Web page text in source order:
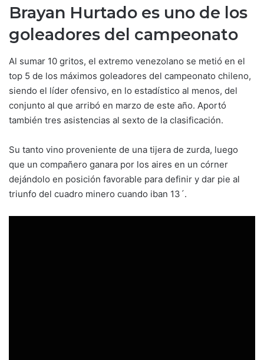
Brayan Hurtado es uno de los
goleadores del campeonato
Al sumar 10 gritos, el extremo venezolano se metió en el
top 5 de los máximos goleadores del campeonato chileno,
siendo el líder ofensivo, en lo estadístico al menos, del
conjunto al que arribó en marzo de este año. Aportó
también tres asistencias al sexto de la clasificación.
Su tanto vino proveniente de una tijera de zurda, luego
que un compañero ganara por los aires en un córner
dejándolo en posición favorable para definir y dar pie al
triunfo del cuadro minero cuando iban 13´.